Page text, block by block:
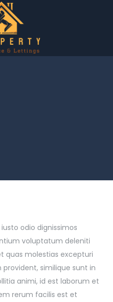
odio dignissimos
voluptatum deleniti
quas molestias excepturi
similique sunt in
animi, id est laborum et
rerum facilis est et